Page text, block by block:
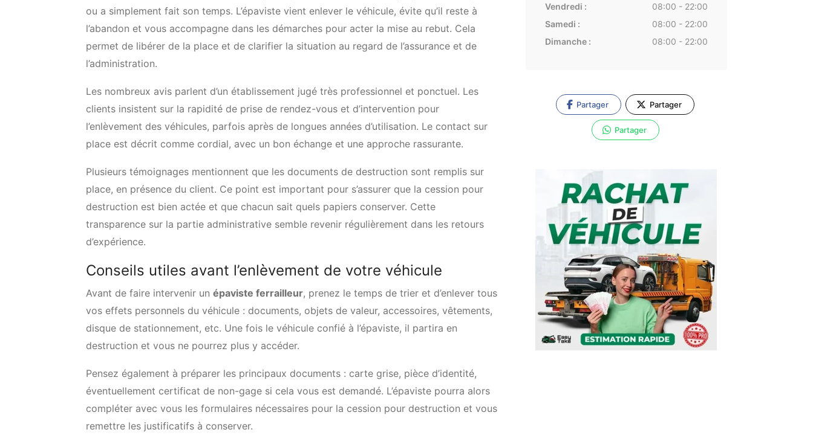
ou a simplement fait son temps. L’épaviste vient enlever le véhicule, évite qu’il reste à
l’abandon et vous accompagne dans les démarches pour acter la mise au rebut. Cela
permet de libérer de la place et de clarifier la situation au regard de l’assurance et de
l’administration.
Les nombreux avis parlent d’un établissement jugé très professionnel et ponctuel. Les
clients insistent sur la rapidité de prise de rendez-vous et d’intervention pour
l’enlèvement des véhicules, parfois après de longues années d’utilisation. Le contact sur
place est décrit comme cordial, avec un bon échange et une approche rassurante.
Plusieurs témoignages mentionnent que les documents de destruction sont remplis sur
place, en présence du client. Ce point est important pour s’assurer que la cession pour
destruction est bien actée et que chacun sait quels papiers conserver. Cette
transparence sur la partie administrative semble revenir régulièrement dans les retours
d’expérience.
Conseils utiles avant l’enlèvement de votre véhicule
Avant de faire intervenir un épaviste ferrailleur, prenez le temps de trier et d’enlever tous
vos effets personnels du véhicule : documents, objets de valeur, accessoires, vêtements,
disque de stationnement, etc. Une fois le véhicule confié à l’épaviste, il partira en
destruction et vous ne pourrez plus y accéder.
Pensez également à préparer les principaux documents : carte grise, pièce d’identité,
éventuellement certificat de non-gage si cela vous est demandé. L’épaviste pourra alors
compléter avec vous les formulaires nécessaires pour la cession pour destruction et vous
remettre les justificatifs à conserver.
Vendredi :
08:00 - 22:00
Samedi :
08:00 - 22:00
Dimanche :
08:00 - 22:00
Partager Partager
Partager